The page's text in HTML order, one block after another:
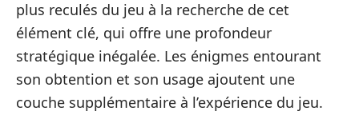
plus reculés du jeu à la recherche de cet
élément clé, qui offre une profondeur
stratégique inégalée. Les énigmes entourant
son obtention et son usage ajoutent une
couche supplémentaire à l’expérience du jeu.